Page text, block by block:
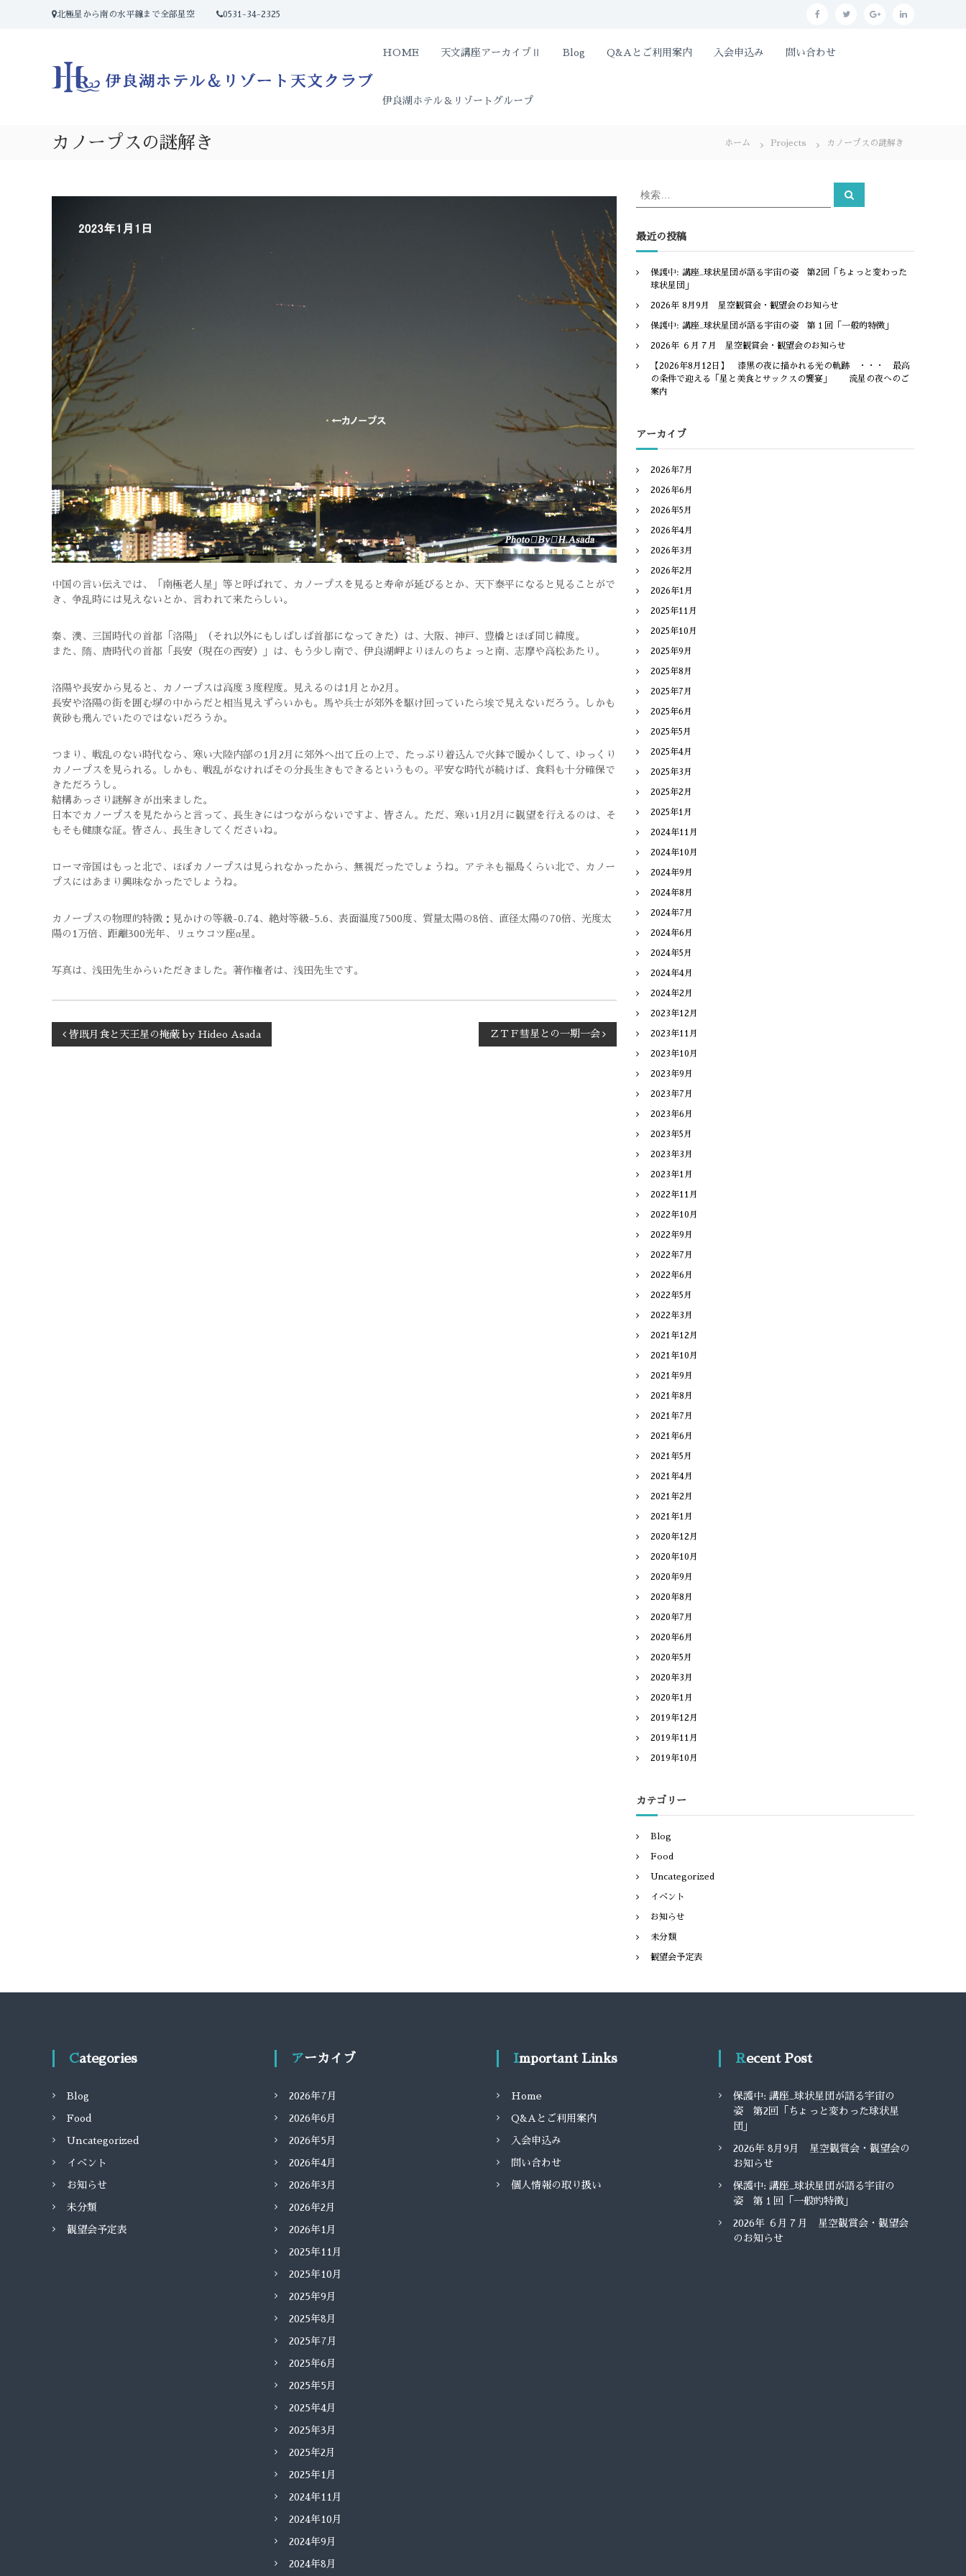
北極星から南の水平線まで全部星空 0531-34-2325 f
c
o
t
r
g
p
l
伊
ホ
ゾ
遮
の
HOME 天文講座アーカイブⅡ Blog Q&Aとご利用案内 入会申込み 問い合わせ
伊良湖ホテル＆リゾートグループ
カノープスの謎解き ホーム Projects カノープスの謎解き
中国の言い伝えでは、「南極老人星」等と呼ばれて、カノープスを見ると寿命が延びるとか、天下泰平になると見ることがで
き、争乱時には見えないとか、言われて来たらしい。
秦、漢、三国時代の首都「洛陽」（それ以外にもしばしば首都になってきた）は、大阪、神戸、豊橋とほぼ同じ緯度。
また、隋、唐時代の首都「長安（現在の西安）」は、もう少し南で、伊良湖岬よりほんのちょっと南、志摩や高松あたり。
洛陽や長安から見ると、カノープスは高度３度程度。見えるのは1月とか2月。
長安や洛陽の街を囲む塀の中からだと相当見えずらいかも。馬や兵士が郊外を駆け回っていたら埃で見えないだろう。しかも
黄砂も飛んでいたのではないだろうか。
つまり、戦乱のない時代なら、寒い大陸内部の1月2月に郊外へ出て丘の上で、たっぷり着込んで火鉢で暖かくして、ゆっくり
カノープスを見られる。しかも、戦乱がなければその分長生きもできるというもの。平安な時代が続けば、食料も十分確保で
きただろうし。
結構あっさり謎解きが出来ました。
日本でカノープスを見たからと言って、長生きにはつながらないですよ、皆さん。ただ、寒い1月2月に観望を行えるのは、そ
もそも健康な証。皆さん、長生きしてくださいね。
ローマ帝国はもっと北で、ほぼカノープスは見られなかったから、無視だったでしょうね。アテネも福島くらい北で、カノー
プスにはあまり興味なかったでしょうね。
カノープスの物理的特徴：見かけの等級-0.74、絶対等級-5.6、表面温度7500度、質量太陽の8倍、直径太陽の70倍、光度太
陽の1万倍、距離300光年、リュウコツ座α星。
写真は、浅田先生からいただきました。著作権者は、浅田先生です。
投皆既月食と天王星の掩蔽 by Hideo Asada ＺＴＦ彗星との一期一会
検
象
:
検
索
最近の投稿
保護中: 講座_球状星団が語る宇宙の姿 第2回「ちょっと変わった
球状星団」
2026年 8月9月 星空観賞会・観望会のお知らせ
保護中: 講座_球状星団が語る宇宙の姿 第１回「一般的特徴」
2026年 ６月７月 星空観賞会・観望会のお知らせ
【2026年8月12日】 漆黒の夜に描かれる光の軌跡 ・・・ 最高
の条件で迎える「星と美食とサックスの饗宴」 流星の夜へのご
案内
アーカイブ
2026年7月
2026年6月
2026年5月
2026年4月
2026年3月
2026年2月
2026年1月
2025年11月
2025年10月
2025年9月
2025年8月
2025年7月
2025年6月
2025年5月
2025年4月
2025年3月
2025年2月
2025年1月
2024年11月
2024年10月
2024年9月
2024年8月
2024年7月
2024年6月
2024年5月
2024年4月
2024年2月
2023年12月
2023年11月
2023年10月
2023年9月
2023年7月
2023年6月
2023年5月
2023年3月
2023年1月
2022年11月
2022年10月
2022年9月
2022年7月
2022年6月
2022年5月
2022年3月
2021年12月
2021年10月
2021年9月
2021年8月
2021年7月
2021年6月
2021年5月
2021年4月
2021年2月
2021年1月
2020年12月
2020年10月
2020年9月
2020年8月
2020年7月
2020年6月
2020年5月
2020年3月
2020年1月
2019年12月
2019年11月
2019年10月
カテゴリー
Blog
Food
Uncategorized
イベント
お知らせ
未分類
観望会予定表
Categories
Blog
Food
Uncategorized
イベント
お知らせ
未分類
観望会予定表
アーカイブ
2026年7月
2026年6月
2026年5月
2026年4月
2026年3月
2026年2月
2026年1月
2025年11月
2025年10月
2025年9月
2025年8月
2025年7月
2025年6月
2025年5月
2025年4月
2025年3月
2025年2月
2025年1月
2024年11月
2024年10月
2024年9月
2024年8月
Important Links
Home
Q&Aとご利用案内
入会申込み
問い合わせ
個人情報の取り扱い
Recent Post
保護中: 講座_球状星団が語る宇宙の
姿 第2回「ちょっと変わった球状星
団」
2026年 8月9月 星空観賞会・観望会の
お知らせ
保護中: 講座_球状星団が語る宇宙の
姿 第１回「一般的特徴」
2026年 ６月７月 星空観賞会・観望会
のお知らせ